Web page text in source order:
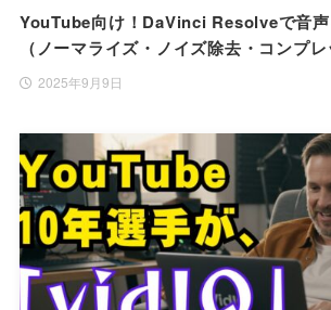
YouTube向け！DaVinci Resolveで音
（ノーマライズ・ノイズ除去・コンプレ
2025年9月9日